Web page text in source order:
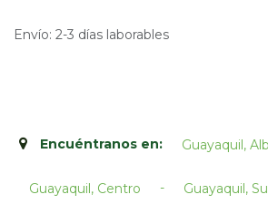
Envío: 2-3 días laborables
Encuéntranos en: Guayaquil,
Guayaquil, Centro - Guayaquil,